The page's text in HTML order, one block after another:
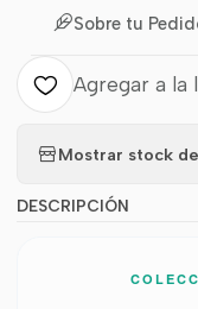
Sobre tu
Agregar a la
Mostrar stock
DESCRIPCIÓN